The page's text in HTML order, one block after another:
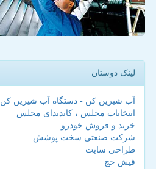
لینک دوستان
آب شیرین کن - دستگاه آب شیرین کن
انتخابات مجلس ، کاندیدای مجلس
خرید و فروش خودرو
شرکت صنعتی سخت پوشش
طراحی سایت
فیش حج